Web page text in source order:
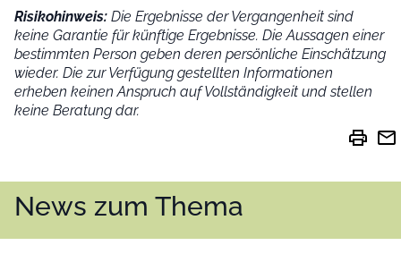
Risikohinweis: Die Ergebnisse der Vergangenheit sind
keine Garantie für künftige Ergebnisse. Die Aussagen einer
bestimmten Person geben deren persönliche Einschätzung
wieder. Die zur Verfügung gestellten Informationen
erheben keinen Anspruch auf Vollständigkeit und stellen
keine Beratung dar.
print mail
News zum Thema